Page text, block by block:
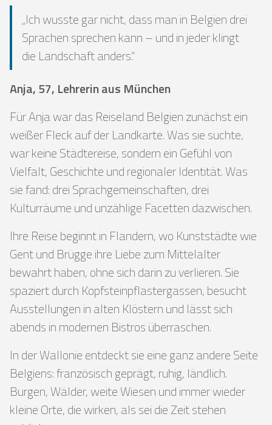
„Ich wusste gar nicht, dass man in Belgien drei
Sprachen sprechen kann – und in jeder klingt
die Landschaft anders.“
Anja, 57, Lehrerin aus München
Für Anja war das Reiseland Belgien zunächst ein
weißer Fleck auf der Landkarte. Was sie suchte,
war keine Städtereise, sondern ein Gefühl von
Vielfalt, Geschichte und regionaler Identität. Was
sie fand: drei Sprachgemeinschaften, drei
Kulturräume und unzählige Facetten dazwischen.
Ihre Reise beginnt in Flandern, wo Kunststädte wie
Gent und Brügge ihre Liebe zum Mittelalter
bewahrt haben, ohne sich darin zu verlieren. Sie
spaziert durch Kopfsteinpflastergassen, besucht
Ausstellungen in alten Klöstern und lässt sich
abends in modernen Bistros überraschen.
In der Wallonie entdeckt sie eine ganz andere Seite
Belgiens: französisch geprägt, ruhig, ländlich.
Burgen, Wälder, weite Wiesen und immer wieder
kleine Orte, die wirken, als sei die Zeit stehen